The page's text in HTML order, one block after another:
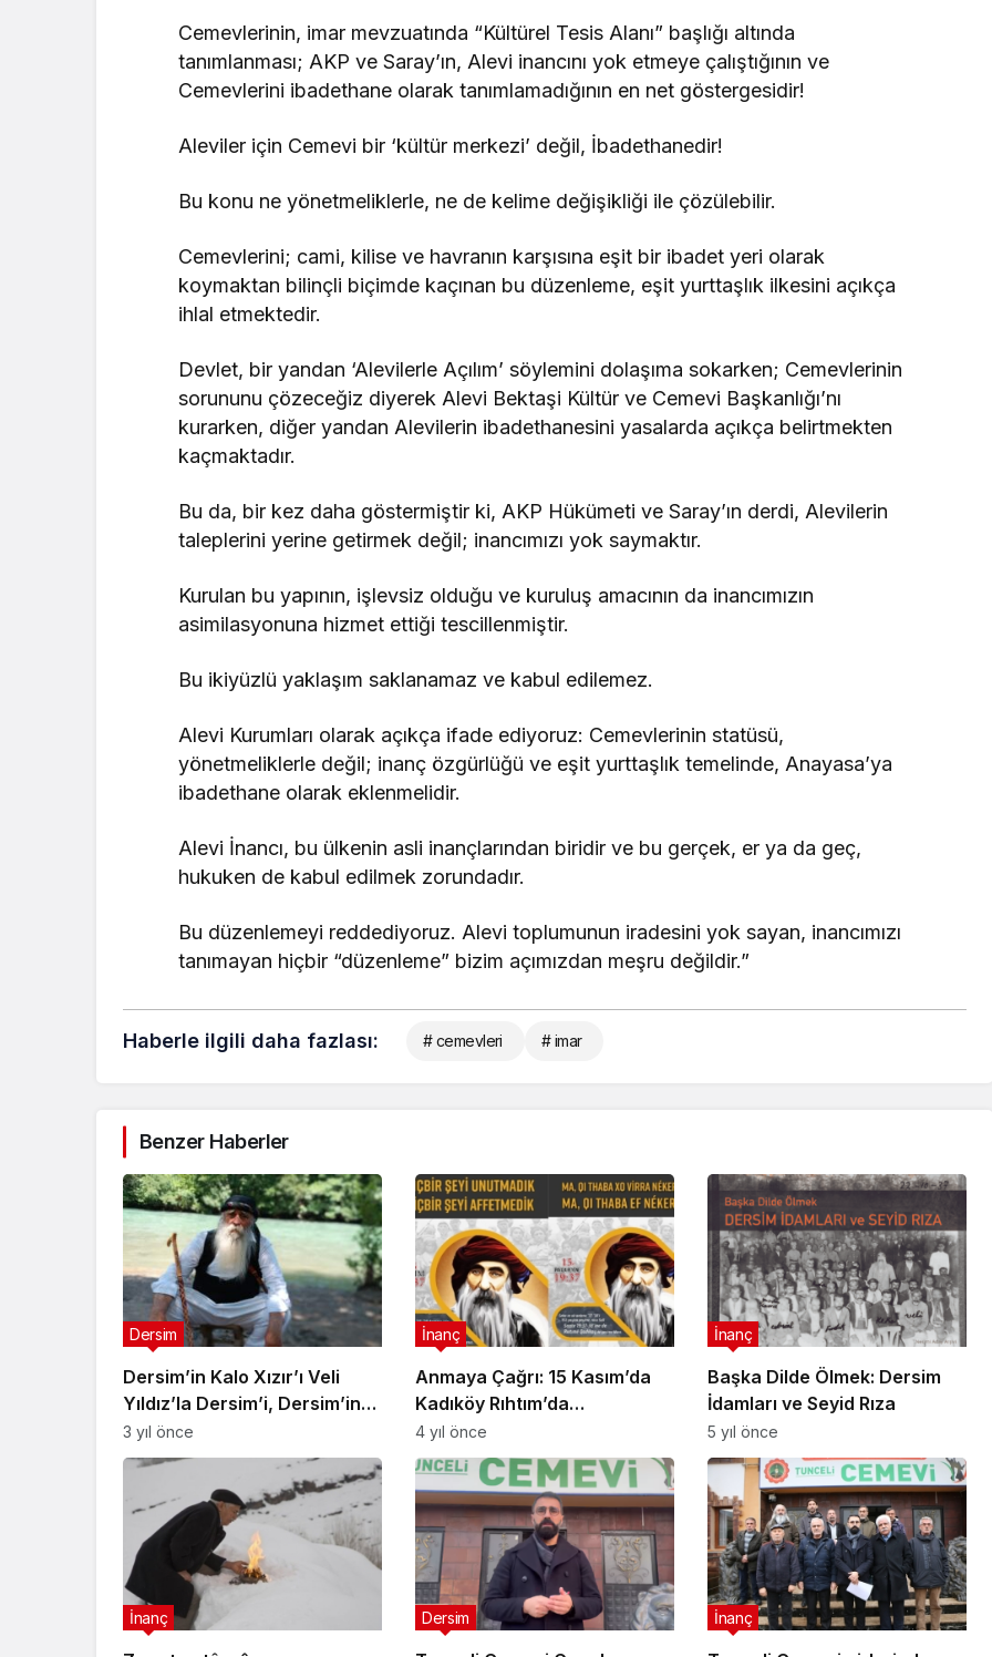
Cemevlerinin, imar mevzuatında “Kültürel Tesis Alanı” başlığı altında
tanımlanması; AKP ve Saray’ın, Alevi inancını yok etmeye çalıştığının ve
Cemevlerini ibadethane olarak tanımlamadığının en net göstergesidir!
Aleviler için Cemevi bir ‘kültür merkezi’ değil, İbadethanedir!
Bu konu ne yönetmeliklerle, ne de kelime değişikliği ile çözülebilir.
Cemevlerini; cami, kilise ve havranın karşısına eşit bir ibadet yeri olarak
koymaktan bilinçli biçimde kaçınan bu düzenleme, eşit yurttaşlık ilkesini açıkça
ihlal etmektedir.
Devlet, bir yandan ‘Alevilerle Açılım’ söylemini dolaşıma sokarken; Cemevlerinin
sorununu çözeceğiz diyerek Alevi Bektaşi Kültür ve Cemevi Başkanlığı’nı
kurarken, diğer yandan Alevilerin ibadethanesini yasalarda açıkça belirtmekten
kaçmaktadır.
Bu da, bir kez daha göstermiştir ki, AKP Hükümeti ve Saray’ın derdi, Alevilerin
taleplerini yerine getirmek değil; inancımızı yok saymaktır.
Kurulan bu yapının, işlevsiz olduğu ve kuruluş amacının da inancımızın
asimilasyonuna hizmet ettiği tescillenmiştir.
Bu ikiyüzlü yaklaşım saklanamaz ve kabul edilemez.
Alevi Kurumları olarak açıkça ifade ediyoruz: Cemevlerinin statüsü,
yönetmeliklerle değil; inanç özgürlüğü ve eşit yurttaşlık temelinde, Anayasa’ya
ibadethane olarak eklenmelidir.
Alevi İnancı, bu ülkenin asli inançlarından biridir ve bu gerçek, er ya da geç,
hukuken de kabul edilmek zorundadır.
Bu düzenlemeyi reddediyoruz. Alevi toplumunun iradesini yok sayan, inancımızı
tanımayan hiçbir “düzenleme” bizim açımızdan meşru değildir.”
Haberle ilgili daha fazlası: # cemevleri # imar
Benzer Haberler
Dersim’in Kalo Xızır’ı Veli
Yıldız’la Dersim’i, Dersim’in
dilini, Dersim’in inancı
üzerine sohbet: “Dersim’e
ölmeye geldim, Dersim’le
yaşadım…”
Dersim
3 yıl önce
Anmaya Çağrı: 15 Kasım’da
Kadıköy Rıhtım’da
buluşuyoruz
İnanç
4 yıl önce
Başka Dilde Ölmek: Dersim
İdamları ve Seyid Rıza
İnanç
5 yıl önce
İnanç Dersim İnanç